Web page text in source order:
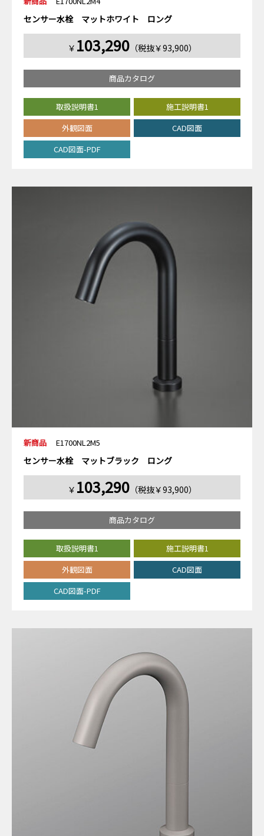
センサー水栓 マットホワイト ロング
￥ 103,290（税抜￥93,900）
商品カタログ
取扱説明書1
施工説明書1
外観図面
CAD図面
CAD図面-PDF
新商品 E1700NL2M5
センサー水栓 マットブラック ロング
￥ 103,290（税抜￥93,900）
商品カタログ
取扱説明書1
施工説明書1
外観図面
CAD図面
CAD図面-PDF